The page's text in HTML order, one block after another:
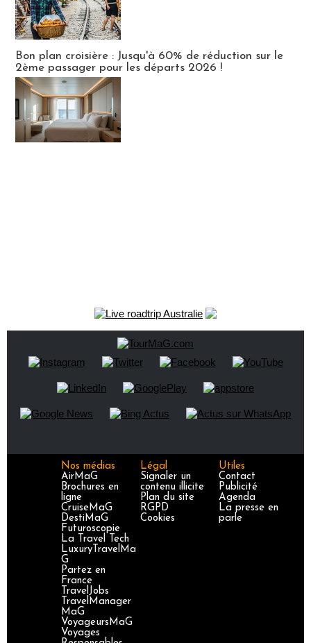
Bon plan croisière : Jusqu'à 60% de réduction sur le
2ème passager pour les départs 2026 !
Nos médias
AirMaG
Brochures en
ligne
CruiseMaG
DestiMaG
Futuroscopie
La Travel Tech
LuxuryTravelMa
G
Partez en
France
TravelJobs
TravelManager
MaG
VoyageursMaG
Voyages
Légal
Signaler un
contenu illicite
Plan du site
RGPD
Cookies
Utiles
Contact
Publicité
Agenda
La presse en
parle